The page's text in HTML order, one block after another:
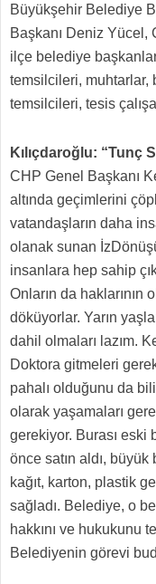
Büyükşehir Belediye
Başkanı Deniz Yücel,
ilçe belediye
temsilcileri, muhtarlar,
temsilcileri, tesis
Kılıçdaroğlu: “Tunç
CHP Genel Başkanı
altında geçimlerini
vatandaşların daha
olanak sunan
insanlara hep sahip
Onların da haklarının
döküyorlar. Yarın
dahil olmaları lazım.
Doktora gitmeleri
pahalı olduğunu da
olarak yaşamaları
gerekiyor. Burası eski
önce satın aldı, büyük
kağıt, karton, plastik
sağladı. Belediye, o
hakkını ve hukukunu
Belediyenin görevi